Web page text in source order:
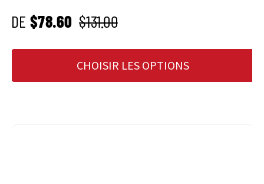
PRIX SOLDÉ
DE $78.60 Prix habituel
$131.00
CHOISIR LES OPTIONS